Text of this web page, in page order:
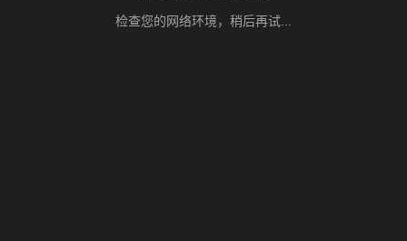
检查您的网络环境，稍后再试...